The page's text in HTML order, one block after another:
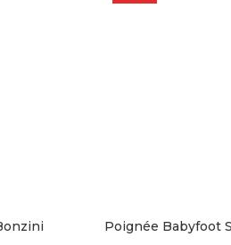
Poignée Babyfoot